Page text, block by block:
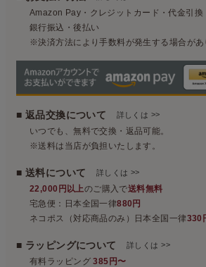
Amazon Pay・クレジットカード・代金引換
銀行振込・後払い
※決済方法により手数料が発生する場合があ
■ 返品交換について 詳しくは >>
いつでも、無料で交換・返品可能。
※送料は当店が負担いたします。
■ 送料について 詳しくは >>
22,000円以上のご購入で送料無料
宅急便：日本全国一律880円
ネコポス（対応商品のみ）日本全国一律330
■ ラッピングについて詳しくは>>
有料ラッピング385円〜